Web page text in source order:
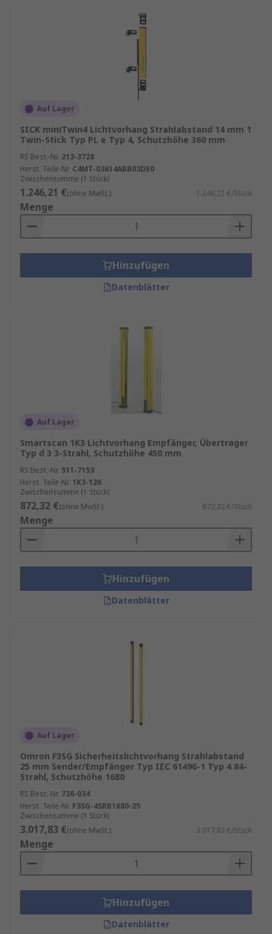
lange Lebensdauer. Sie reduzieren Ausfallzeiten,
senken das Risiko von Unfällen und sorgen für
Mit einem professionellen Lichtvorhang
maximaler Sicherheit
präziser Detektion
kurzen Reaktionszeiten
geringer Wartung
RS ist Ihr Ansprechpartner für das
Bestandsmanagement Ihrer Lichtvorhänge mit
RS Inventory Solutions
Auf Lager
SICK miniTwin4 Lichtvorhang Strahlabstand 14 mm 1
Twin-Stick Typ PL e Typ 4, Schutzhöhe 360 mm
RS Best.-Nr. 213-3728
Herst. Teile-Nr. C4MT-03614ABB03DE0
Zwischensumme (1 Stück)
1.246,21 €(ohne MwSt.) 1.246,21 €/Stück
Menge
Hinzufügen
Datenblätter
Auf Lager
Smartscan 1K3 Lichtvorhang Empfänger, Übertrager
Typ d 3 3-Strahl, Schutzhöhe 450 mm
RS Best.-Nr. 511-7153
Herst. Teile-Nr. 1K3-126
Zwischensumme (1 Stück)
872,32 €(ohne MwSt.) 872,32 €/Stück
Menge
Hinzufügen
Datenblätter
Auf Lager
Omron F3SG Sicherheitslichtvorhang Strahlabstand
25 mm Sender/Empfänger Typ IEC 61496-1 Typ 4 84-
Strahl, Schutzhöhe 1680
RS Best.-Nr. 736-034
Herst. Teile-Nr. F3SG-4SRB1680-25
Zwischensumme (1 Stück)
3.017,83 €(ohne MwSt.) 3.017,83 €/Stück
Menge
Hinzufügen
Datenblätter